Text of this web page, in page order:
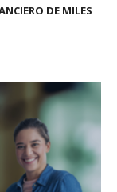
DE MILES